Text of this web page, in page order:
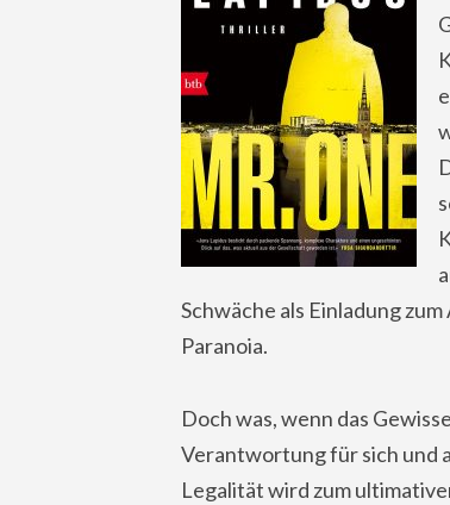
Schwäche als Einladung
Paranoia.
Doch was, wenn das
Verantwortung für sich und
Legalität wird zum